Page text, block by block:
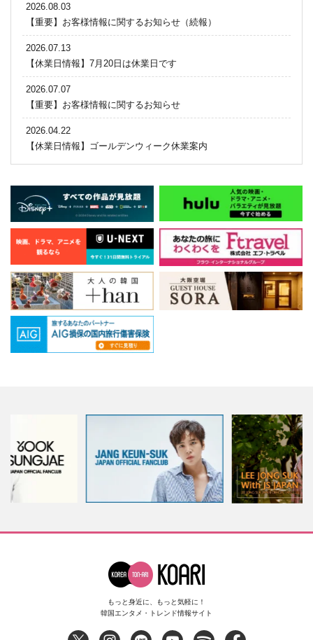
2026.08.03
【重要】お客様情報に関するお知らせ（続報）
2026.07.13
【休業日情報】7月20日は休業日です
2026.07.07
【重要】お客様情報に関するお知らせ
2026.04.22
【休業日情報】ゴールデンウィーク休業案内
もっと身近に、もっと気軽に！
韓国エンタメ・トレンド情報サイト